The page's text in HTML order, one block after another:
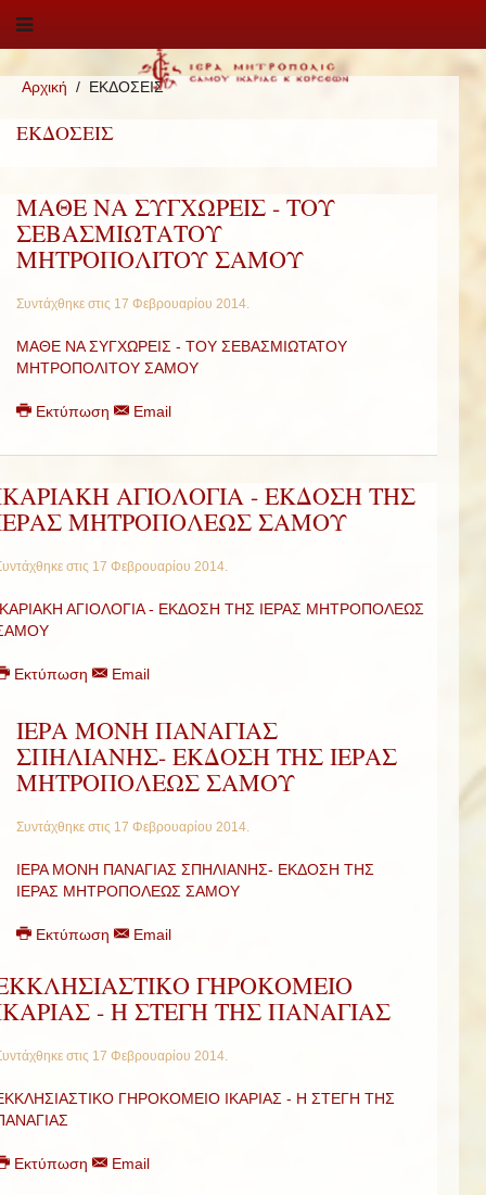
Αρχική ΕΚΔΟΣΕΙΣ
ΕΚΔΟΣΕΙΣ
ΜΑΘΕ ΝΑ ΣΥΓΧΩΡΕΙΣ - ΤΟΥ
ΣΕΒΑΣΜΙΩΤΑΤΟΥ
ΜΗΤΡΟΠΟΛΙΤΟΥ ΣΑΜΟΥ
Συντάχθηκε στις 17 Φεβρουαρίου 2014.
ΜΑΘΕ ΝΑ ΣΥΓΧΩΡΕΙΣ - ΤΟΥ ΣΕΒΑΣΜΙΩΤΑΤΟΥ
ΜΗΤΡΟΠΟΛΙΤΟΥ ΣΑΜΟΥ
Εκτύπωση Email
ΑΓΙΟΛΟΓΙΑ - ΕΚΔΟΣΗ ΤΗΣ
ΜΗΤΡΟΠΟΛΕΩΣ ΣΑΜΟΥ
στις 17 Φεβρουαρίου 2014.
ΑΓΙΟΛΟΓΙΑ - ΕΚΔΟΣΗ ΤΗΣ ΙΕΡΑΣ ΜΗΤΡΟΠΟΛΕΩΣ
Εκτύπωση Email
ΙΕΡΑ ΜΟΝΗ ΠΑΝΑΓΙΑΣ
ΣΠΗΛΙΑΝΗΣ- ΕΚΔΟΣΗ ΤΗΣ ΙΕΡΑΣ
ΜΗΤΡΟΠΟΛΕΩΣ ΣΑΜΟΥ
Συντάχθηκε στις 17 Φεβρουαρίου 2014.
ΙΕΡΑ ΜΟΝΗ ΠΑΝΑΓΙΑΣ ΣΠΗΛΙΑΝΗΣ- ΕΚΔΟΣΗ ΤΗΣ
ΙΕΡΑΣ ΜΗΤΡΟΠΟΛΕΩΣ ΣΑΜΟΥ
Εκτύπωση Email
ΓΗΡΟΚΟΜΕΙΟ
- Η ΣΤΕΓΗ ΤΗΣ ΠΑΝΑΓΙΑΣ
στις 17 Φεβρουαρίου 2014.
ΓΗΡΟΚΟΜΕΙΟ ΙΚΑΡΙΑΣ - Η ΣΤΕΓΗ ΤΗΣ
Εκτύπωση Email